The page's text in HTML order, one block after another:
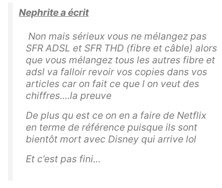
Nephrite a écrit
Non mais sérieux vous ne mélangez pas
SFR ADSL et SFR THD (fibre et câble) alors
que vous mélangez tous les autres fibre et
adsl va falloir revoir vos copies dans vos
articles car on fait ce que l on veut des
chiffres....la preuve
De plus qu est ce on en a faire de Netflix
en terme de référence puisque ils sont
bientôt mort avec Disney qui arrive lol
Et c’est pas fini...